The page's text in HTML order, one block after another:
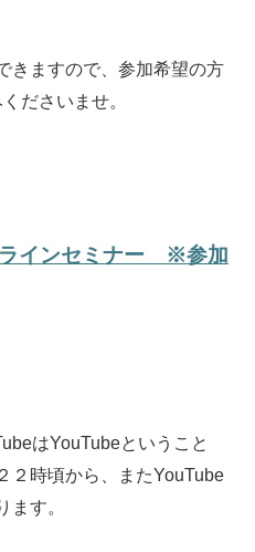
きますので、参加希望の方
ださいませ。
インセミナー ※参加
はYouTubeということ
２時頃から、またYouTube
ます。